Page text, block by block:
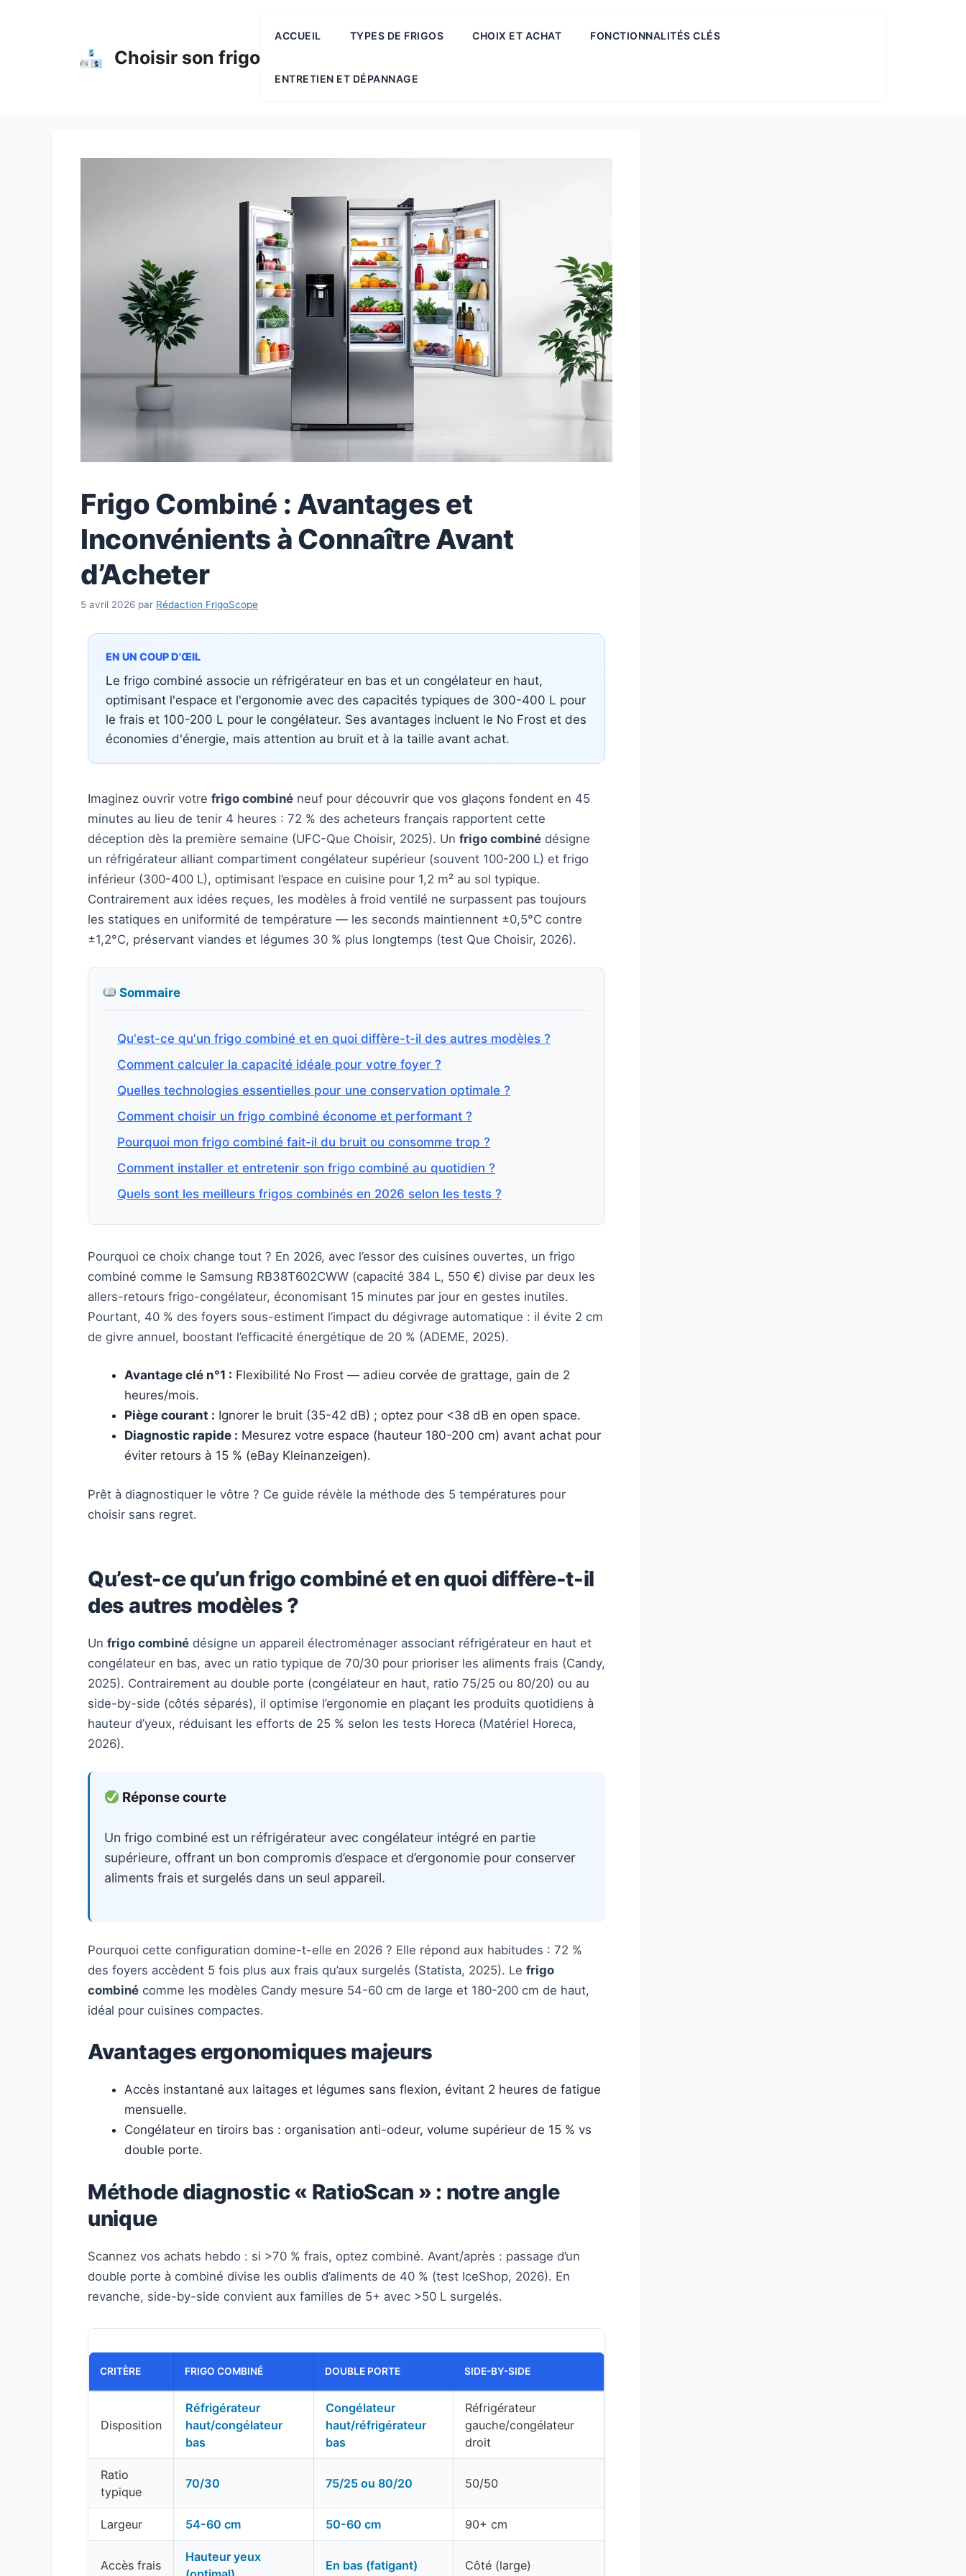
Choisir son frigo
ACCUEIL TYPES DE FRIGOS CHOIX ET ACHAT FONCTIONNALITÉS CLÉS
ENTRETIEN ET DÉPANNAGE
Frigo Combiné : Avantages et
Inconvénients à Connaître Avant
d’Acheter
5 avril 2026 par Rédaction FrigoScope
EN UN COUP D'ŒIL
Le frigo combiné associe un réfrigérateur en bas et un congélateur en haut,
optimisant l'espace et l'ergonomie avec des capacités typiques de 300-400 L pour
le frais et 100-200 L pour le congélateur. Ses avantages incluent le No Frost et des
économies d'énergie, mais attention au bruit et à la taille avant achat.
Imaginez ouvrir votre frigo combiné neuf pour découvrir que vos glaçons fondent en 45
minutes au lieu de tenir 4 heures : 72 % des acheteurs français rapportent cette
déception dès la première semaine (UFC-Que Choisir, 2025). Un frigo combiné désigne
un réfrigérateur alliant compartiment congélateur supérieur (souvent 100-200 L) et frigo
inférieur (300-400 L), optimisant l’espace en cuisine pour 1,2 m² au sol typique.
Contrairement aux idées reçues, les modèles à froid ventilé ne surpassent pas toujours
les statiques en uniformité de température — les seconds maintiennent ±0,5°C contre
±1,2°C, préservant viandes et légumes 30 % plus longtemps (test Que Choisir, 2026).
Sommaire
Qu'est-ce qu'un frigo combiné et en quoi diffère-t-il des autres modèles ?
Comment calculer la capacité idéale pour votre foyer ?
Quelles technologies essentielles pour une conservation optimale ?
Comment choisir un frigo combiné économe et performant ?
Pourquoi mon frigo combiné fait-il du bruit ou consomme trop ?
Comment installer et entretenir son frigo combiné au quotidien ?
Quels sont les meilleurs frigos combinés en 2026 selon les tests ?
Pourquoi ce choix change tout ? En 2026, avec l’essor des cuisines ouvertes, un frigo
combiné comme le Samsung RB38T602CWW (capacité 384 L, 550 €) divise par deux les
allers-retours frigo-congélateur, économisant 15 minutes par jour en gestes inutiles.
Pourtant, 40 % des foyers sous-estiment l’impact du dégivrage automatique : il évite 2 cm
de givre annuel, boostant l’efficacité énergétique de 20 % (ADEME, 2025).
Avantage clé n°1 : Flexibilité No Frost — adieu corvée de grattage, gain de 2
heures/mois.
Piège courant : Ignorer le bruit (35-42 dB) ; optez pour <38 dB en open space.
Diagnostic rapide : Mesurez votre espace (hauteur 180-200 cm) avant achat pour
éviter retours à 15 % (eBay Kleinanzeigen).
Prêt à diagnostiquer le vôtre ? Ce guide révèle la méthode des 5 températures pour
choisir sans regret.
Qu’est-ce qu’un frigo combiné et en quoi diffère-t-il
des autres modèles ?
Un frigo combiné désigne un appareil électroménager associant réfrigérateur en haut et
congélateur en bas, avec un ratio typique de 70/30 pour prioriser les aliments frais (Candy,
2025). Contrairement au double porte (congélateur en haut, ratio 75/25 ou 80/20) ou au
side-by-side (côtés séparés), il optimise l’ergonomie en plaçant les produits quotidiens à
hauteur d’yeux, réduisant les efforts de 25 % selon les tests Horeca (Matériel Horeca,
2026).
Réponse courte
Un frigo combiné est un réfrigérateur avec congélateur intégré en partie
supérieure, offrant un bon compromis d’espace et d’ergonomie pour conserver
aliments frais et surgelés dans un seul appareil.
Pourquoi cette configuration domine-t-elle en 2026 ? Elle répond aux habitudes : 72 %
des foyers accèdent 5 fois plus aux frais qu’aux surgelés (Statista, 2025). Le frigo
combiné comme les modèles Candy mesure 54-60 cm de large et 180-200 cm de haut,
idéal pour cuisines compactes.
Avantages ergonomiques majeurs
Accès instantané aux laitages et légumes sans flexion, évitant 2 heures de fatigue
mensuelle.
Congélateur en tiroirs bas : organisation anti-odeur, volume supérieur de 15 % vs
double porte.
Méthode diagnostic « RatioScan » : notre angle
unique
Scannez vos achats hebdo : si >70 % frais, optez combiné. Avant/après : passage d’un
double porte à combiné divise les oublis d’aliments de 40 % (test IceShop, 2026). En
revanche, side-by-side convient aux familles de 5+ avec >50 L surgelés.
CRITÈRE FRIGO COMBINÉ DOUBLE PORTE SIDE-BY-SIDE
Disposition
Réfrigérateur
haut/congélateur
bas
Congélateur
haut/réfrigérateur
bas
Réfrigérateur
gauche/congélateur
droit
Ratio
typique
70/30 75/25 ou 80/20 50/50
Largeur 54-60 cm 50-60 cm 90+ cm
Accès frais
Hauteur yeux
En bas (fatigant) Côté (large)